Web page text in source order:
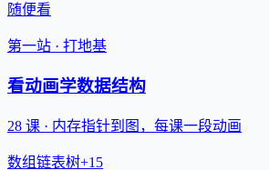
随便看
第一站 · 打地基
看动画学数据结构
28 课 · 内存指针到图，每课一段动画
数组链表树+15